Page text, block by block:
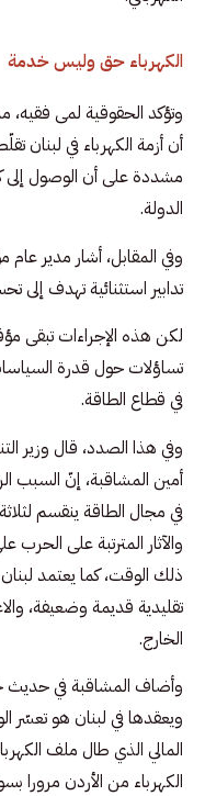
الكهرباء حق وليس خدمة
وتؤكد الحقوقية لمى
أن أزمة الكهرباء في
مشددة على أن الوصول إلى
الدولة.
وفي المقابل، أشار مدير
تدابير استثنائية تهدف إلى
لكن هذه الإجراءات تبقى
تساؤلات حول قدرة
في قطاع الطاقة.
وفي هذا الصدد، قال وزير
أمين المشاقبة، إنّ السبب
في مجال الطاقة ينقسم
ذلك الوقت، كما يعتمد
تقليدية قديمة وضعيفة،
الخارج.
وأضاف المشاقبة في حديث
ويعقدها في لبنان هو تعسّر
المالي الذي طال ملف
الكهرباء من الأردن مرورا